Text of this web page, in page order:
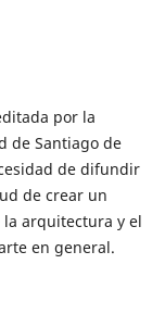
por la
de Santiago de
de difundir
de crear un
arquitectura y el
en general.